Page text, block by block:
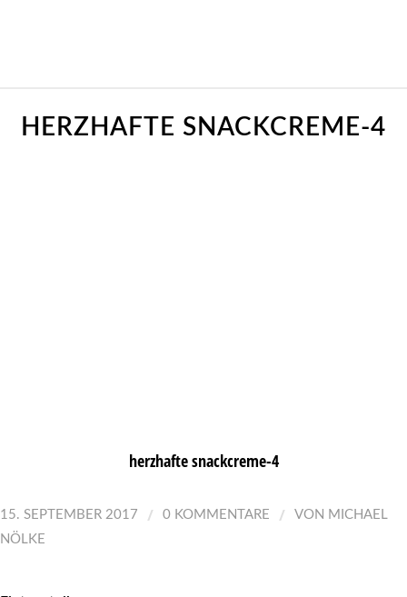
HERZHAFTE SNACKCREME-4
herzhafte snackcreme-4
15. SEPTEMBER 2017 / 0 KOMMENTARE / VON MICHAEL
NÖLKE